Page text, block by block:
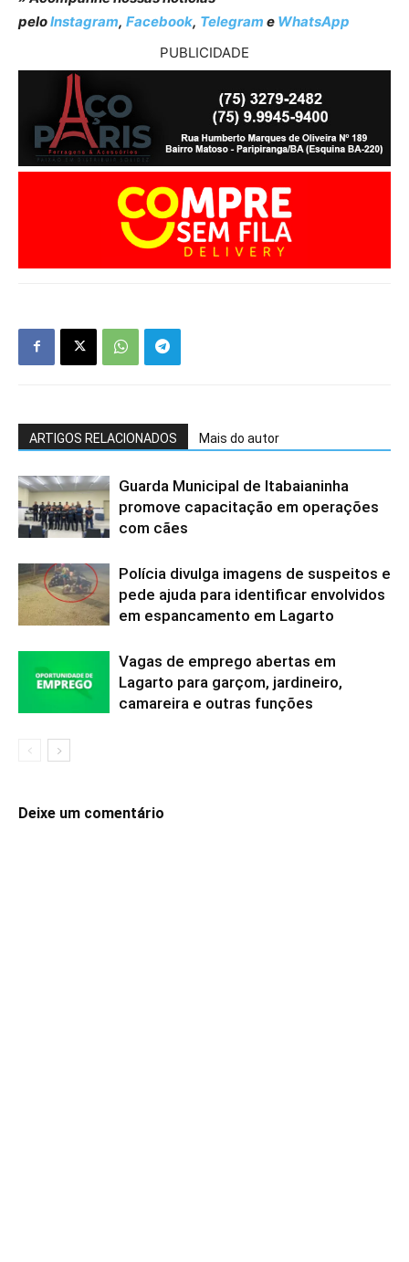
peloInstagram, Facebook, Telegram e WhatsApp
PUBLICIDADE
ARTIGOS RELACIONADOS Mais do autor
Guarda Municipal de Itabaianinha
promove capacitação em operações
com cães
Polícia divulga imagens de suspeitos e
pede ajuda para identificar envolvidos
em espancamento em Lagarto
Vagas de emprego abertas em
Lagarto para garçom, jardineiro,
camareira e outras funções
Deixe um comentário